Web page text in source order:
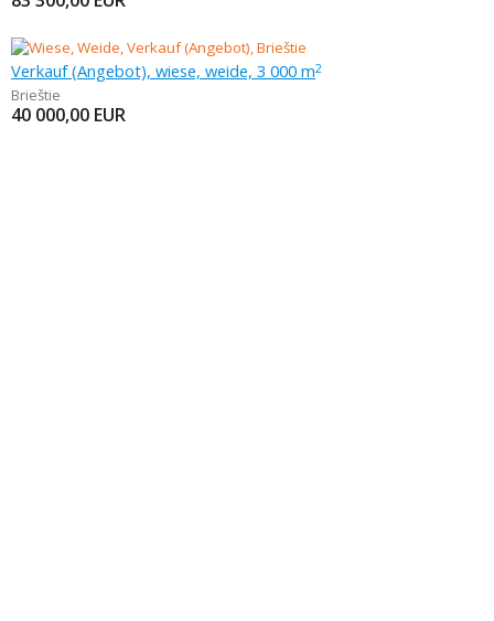
Verkauf (Angebot), wiese, weide, 3 000 m2
Brieštie
40 000,00 EUR